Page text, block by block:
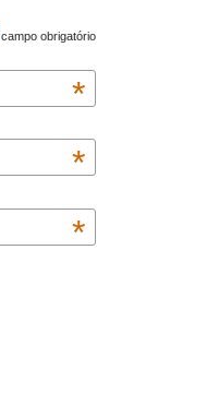
campo obrigatório
*
*
*